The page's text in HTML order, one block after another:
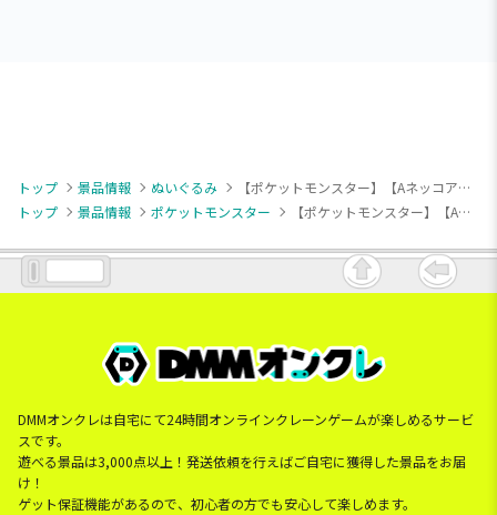
トップ 景品情報 ぬいぐるみ
【ポケットモンスター】【Aネッコアラ】ポケットモンスター もふぐっとぬいぐるみ～ネッコアラ・ドオー～
トップ
景品情報 ポケットモンスター 【ポケットモンスター】【Aネッコアラ】ポケットモンスター もふぐっとぬいぐるみ～ネッコアラ・ドオー～
DMMオンクレは自宅にて24時間オンラインクレーンゲームが楽しめるサービ
スです。
遊べる景品は3,000点以上！発送依頼を行えばご自宅に獲得した景品をお届
け！
ゲット保証機能があるので、初心者の方でも安心して楽しめます。